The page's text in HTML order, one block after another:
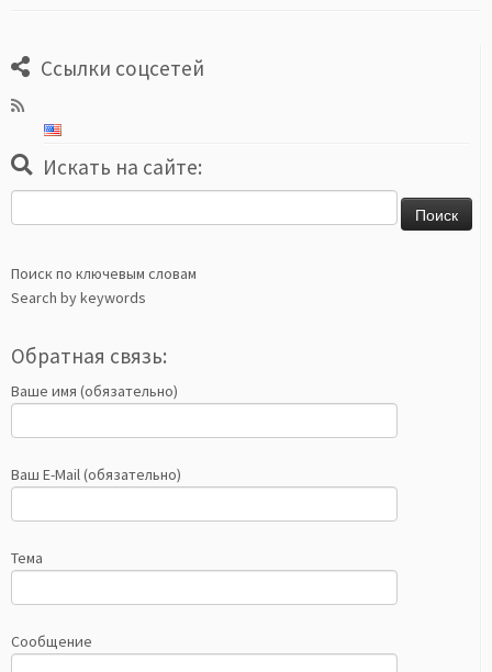
Ссылки соцсетей
Искать на сайте:
Поиск по ключевым словам
Search by keywords
Обратная связь:
Ваше имя (обязательно)
Ваш E-Mail (обязательно)
Тема
Сообщение